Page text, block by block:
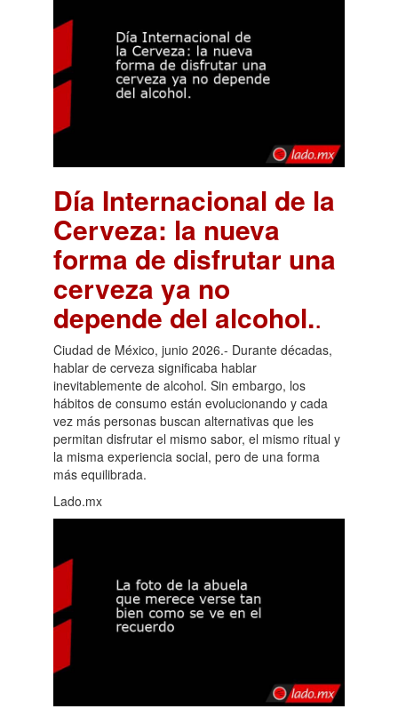
Día Internacional de la
Cerveza: la nueva
forma de disfrutar una
cerveza ya no
depende del alcohol..
Ciudad de México, junio 2026.- Durante décadas,
hablar de cerveza significaba hablar
inevitablemente de alcohol. Sin embargo, los
hábitos de consumo están evolucionando y cada
vez más personas buscan alternativas que les
permitan disfrutar el mismo sabor, el mismo ritual y
la misma experiencia social, pero de una forma
más equilibrada.
Lado.mx